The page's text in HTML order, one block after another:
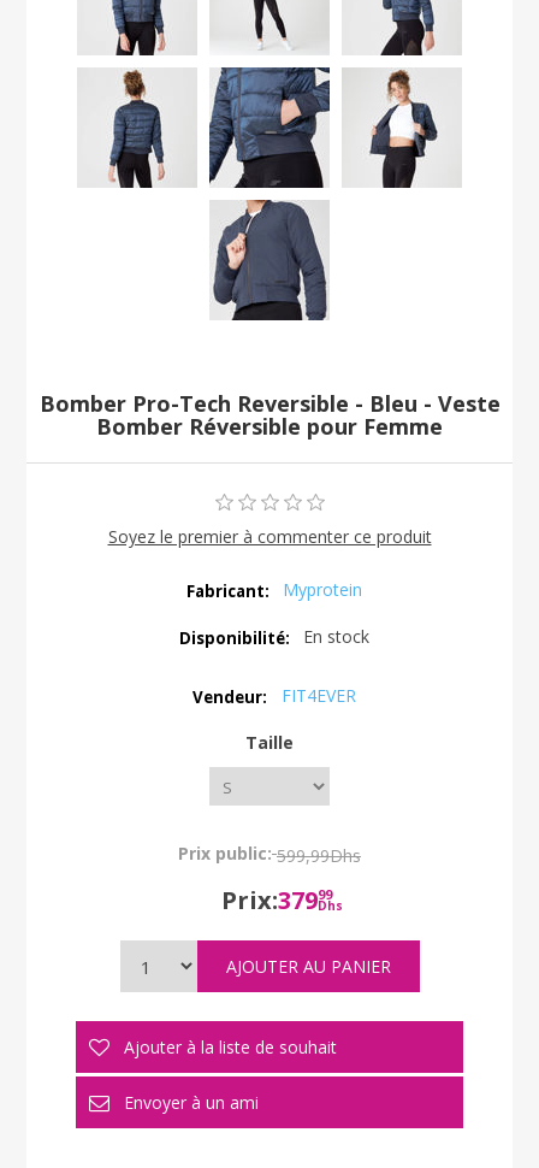
Bomber Pro-Tech Reversible - Bleu - Veste
Bomber Réversible pour Femme
Soyez le premier à commenter ce produit
Fabricant: Myprotein
Disponibilité: En stock
Vendeur: FIT4EVER
Taille
Prix public: 599,99Dhs
Prix:37999
Dhs